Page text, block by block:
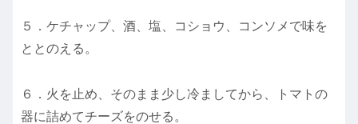
５．ケチャップ、酒、塩、コショウ、コンソメで味を
ととのえる。
６．火を止め、そのまま少し冷ましてから、トマトの
器に詰めてチーズをのせる。